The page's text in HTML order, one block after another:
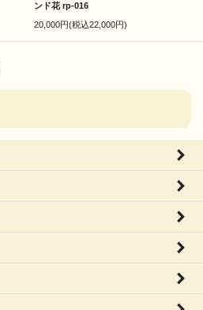
ンド花 rp-016
20,000円(税込22,000円)